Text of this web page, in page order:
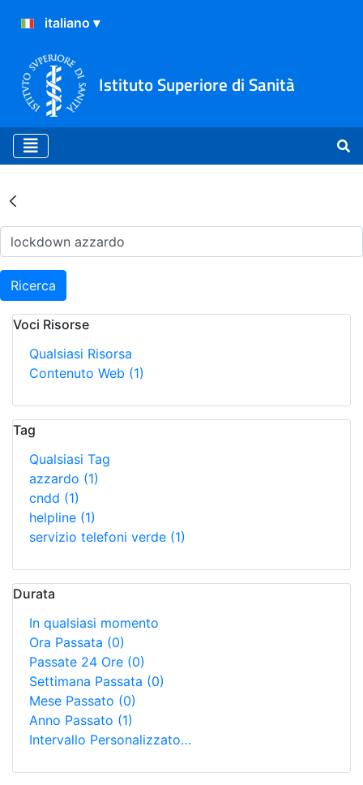
Istituto Superiore di Sanità
Risultati della Ricerca -
Ricerca
Voci Risorse
Qualsiasi Risorsa
Contenuto Web (1)
Tag
Qualsiasi Tag
azzardo (1)
cndd (1)
helpline (1)
servizio telefoni verde (1)
Durata
In qualsiasi momento
Ora Passata (0)
Passate 24 Ore (0)
Settimana Passata (0)
Mese Passato (0)
Anno Passato (1)
Intervallo Personalizzato…